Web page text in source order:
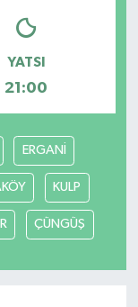
YATSI
21:00
ERGANİ
KULP
ÇÜNGÜŞ